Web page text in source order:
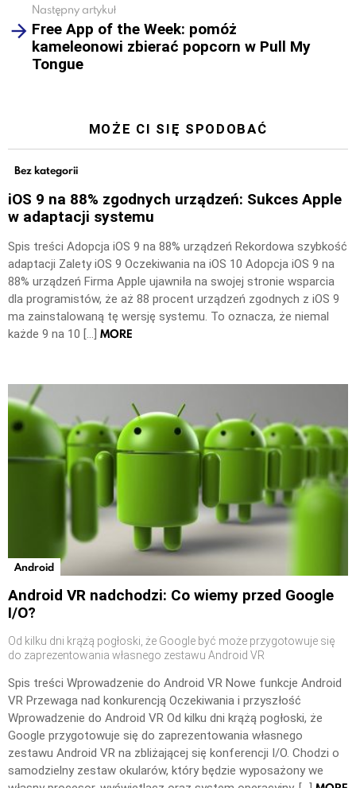
Następny artykuł
Free App of the Week: pomóż
kameleonowi zbierać popcorn w Pull My
Tongue
MOŻE CI SIĘ SPODOBAĆ
Bez kategorii
iOS 9 na 88% zgodnych urządzeń: Sukces Apple
w adaptacji systemu
Spis treści Adopcja iOS 9 na 88% urządzeń Rekordowa szybkość
adaptacji Zalety iOS 9 Oczekiwania na iOS 10 Adopcja iOS 9 na
88% urządzeń Firma Apple ujawniła na swojej stronie wsparcia
dla programistów, że aż 88 procent urządzeń zgodnych z iOS 9
ma zainstalowaną tę wersję systemu. To oznacza, że niemal
każde 9 na 10 […] MORE
Android
Android VR nadchodzi: Co wiemy przed Google
I/O?
Od kilku dni krążą pogłoski, że Google być może przygotowuje się
do zaprezentowania własnego zestawu Android VR
Spis treści Wprowadzenie do Android VR Nowe funkcje Android
VR Przewaga nad konkurencją Oczekiwania i przyszłość
Wprowadzenie do Android VR Od kilku dni krążą pogłoski, że
Google przygotowuje się do zaprezentowania własnego
zestawu Android VR na zbliżającej się konferencji I/O. Chodzi o
samodzielny zestaw okularów, który będzie wyposażony we